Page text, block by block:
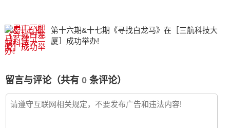
第十六期&十七期《寻找白龙马》在［三航科技大
厦］成功举办!
留言与评论（共有 0条评论）